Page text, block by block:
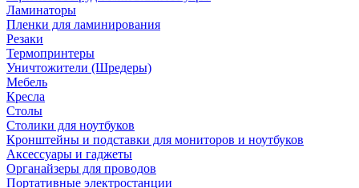
Ламинаторы
Пленки для ламинирования
Резаки
Термопринтеры
Уничтожители (Шредеры)
Мебель
Кресла
Столы
Столики для ноутбуков
Кронштейны и подставки для мониторов и ноутбуков
Аксессуары и гаджеты
Органайзеры для проводов
Портативные электростанции